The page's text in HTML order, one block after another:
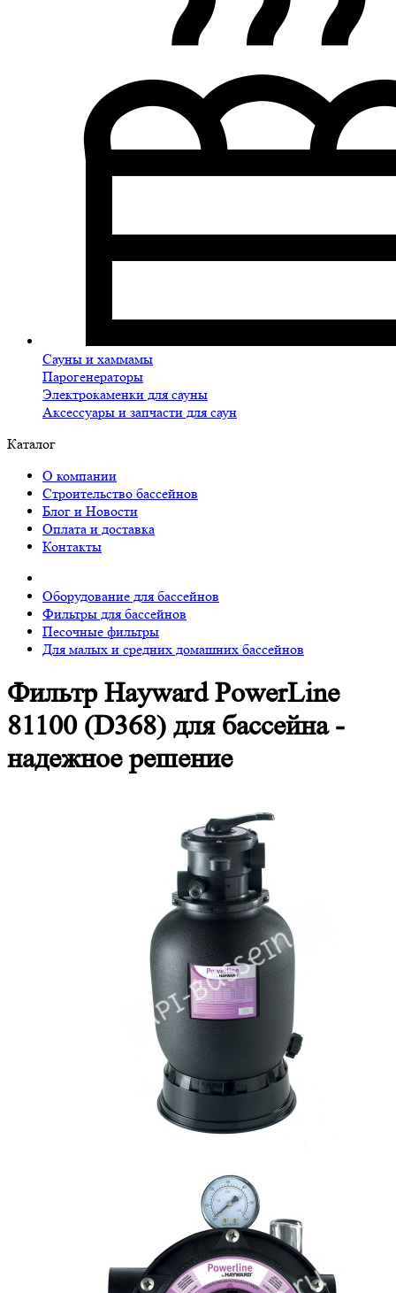
Сауны и хаммамы
Парогенераторы
Электрокаменки для сауны
Аксессуары и запчасти для саун
Каталог
О компании
Строительство бассейнов
Блог и Новости
Оплата и доставка
Контакты
Оборудование для бассейнов
Фильтры для бассейнов
Песочные фильтры
Для малых и средних домашних бассейнов
Фильтр Hayward PowerLine
81100 (D368) для бассейна -
надежное решение